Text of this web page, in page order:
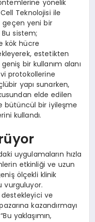
yönelik
Teknolojisi ile
geçen yeni bir
Bu sistem;
kök hücre
estetikten
bir kullanım alanı
protokollerine
yapı sunarken,
elde edilen
bütüncül bir iyileşme
kullandı.
uygulamaların hızla
etkinliği ve uzun
ölçekli klinik
vurguluyor.
ve
kazandırmayı
yaklaşımın,